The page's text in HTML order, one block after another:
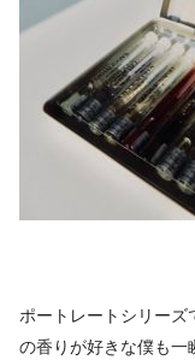
ポートレートシリーズ
の香りが好きな僕も一